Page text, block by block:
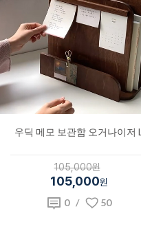
우딕 메모 보관함 오거나이저 L
105,000원
105,000원
0/ 50